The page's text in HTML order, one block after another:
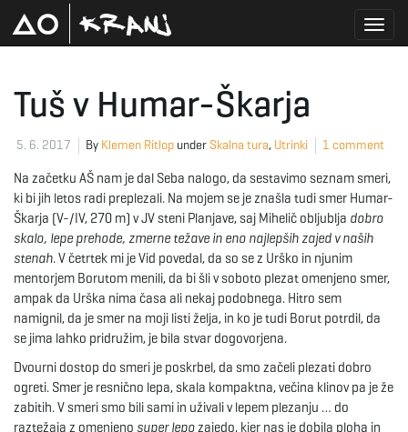
g
Tuš v Humar-Škarja
5. 6. 2017 By Klemen Ritlop under Skalna tura, Utrinki 1 comment
Na začetku AŠ nam je dal Seba nalogo, da sestavimo seznam smeri,
ki bi jih letos radi preplezali. Na mojem se je znašla tudi smer Humar-
Škarja (V-/IV, 270 m) v JV steni Planjave, saj Mihelič obljublja dobro
skalo, lepe prehode, zmerne težave in eno najlepših zajed v naših
stenah. V četrtek mi je Vid povedal, da so se z Urško in njunim
mentorjem Borutom menili, da bi šli v soboto plezat omenjeno smer,
ampak da Urška nima časa ali nekaj podobnega. Hitro sem
namignil, da je smer na moji listi želja, in ko je tudi Borut potrdil, da
se jima lahko pridružim, je bila stvar dogovorjena.
Dvourni dostop do smeri je poskrbel, da smo začeli plezati dobro
ogreti. Smer je resnično lepa, skala kompaktna, večina klinov pa je že
zabitih. V smeri smo bili sami in uživali v lepem plezanju … do
raztežaja z omenjeno super lepozajedo, kjer nas je dobila ploha in